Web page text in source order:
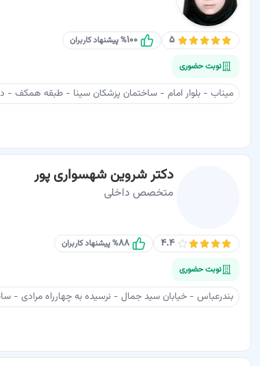
۵ ۱۰۰% پیشنهاد کاربران
نوبت حضوری
میناب - بلوار امام - ساختمان پزشکان سینا - طبقه همکف -
دکتر شروین شهسواری پور
متخصص داخلی
۴.۴ ۸۸% پیشنهاد کاربران
نوبت حضوری
بندرعباس - خیابان سید جمال - نرسیده به چهارراه مرادی -